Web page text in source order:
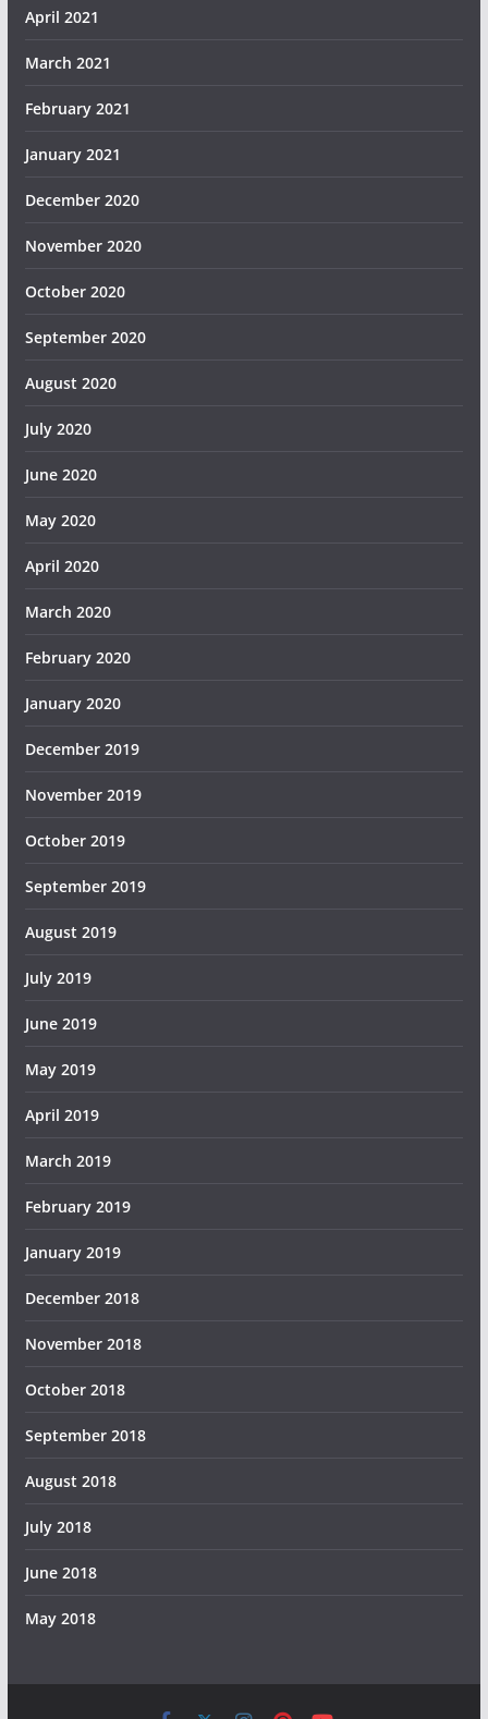
April 2021
March 2021
February 2021
January 2021
December 2020
November 2020
October 2020
September 2020
August 2020
July 2020
June 2020
May 2020
April 2020
March 2020
February 2020
January 2020
December 2019
November 2019
October 2019
September 2019
August 2019
July 2019
June 2019
May 2019
April 2019
March 2019
February 2019
January 2019
December 2018
November 2018
October 2018
September 2018
August 2018
July 2018
June 2018
May 2018